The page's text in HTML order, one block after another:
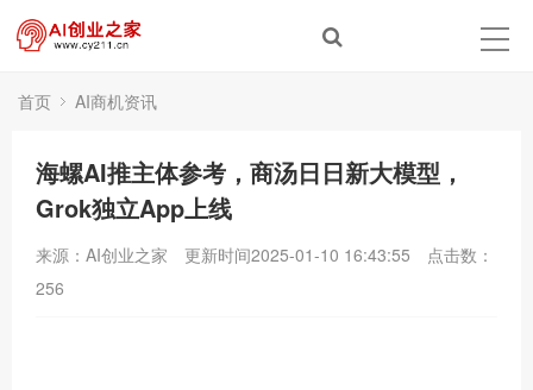
首页 AI商机资讯
海螺AI推主体参考，商汤日日新大模型，
Grok独立App上线
来源：AI创业之家 更新时间2025-01-10 16:43:55
点击数：
256